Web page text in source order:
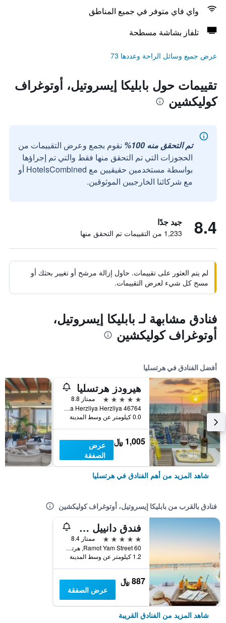
واي فاي متوفر في جميع المناطق
تلفاز بشاشة مسطحة
عرض جميع وسائل الراحة وعددها 73
تقييمات حول بابليكا إيسروتيل، أوتوغراف
كوليكشين
تم التحقق منه 100%
نقوم بجمع وعرض التقييمات من
الحجوزات التي تم التحقق منها فقط والتي تم إجراؤها
بواسطة مستخدمين حقيقيين مع HotelsCombined أو
مع شركائنا الخارجيين الموثوقين.
8.4 جيد جدًا
1,233 من التقييمات تم التحقق منها
لم يتم العثور على تقييمات. حاول إزالة مرشح أو تغيير بحثك أو
مسح كل شيء لعرض التقييمات.
فنادق مشابهة لـ بابليكا إيسروتيل،
أوتوغراف كوليكشين
أفضل الفنادق في هرتسليا
هيرودز هرتسليا
5 نجوم
ممتاز 8.8
46764 Marina Herzliya Herzliya, هرتسليا, منطقة متروبوليتان تل أبيب, اسرائيل
0.0 كيلومتر عن وسط المدينة
1,005 ﷼
عرض
الصفقة
شاهد المزيد من أهم الفنادق في هرتسليا
فنادق بالقرب من بابليكا إيسروتيل، أوتوغراف كوليكشين
فندق دانييل هيرزليا
5 نجوم
ممتاز 8.4
60 Ramot Yam Street, هرتسليا, منطقة متروبوليتان تل أبيب, اسرائيل
1.2 كيلومتر عن وسط المدينة
887 ﷼
عرض الصفقة
شاهد المزيد من الفنادق القريبة